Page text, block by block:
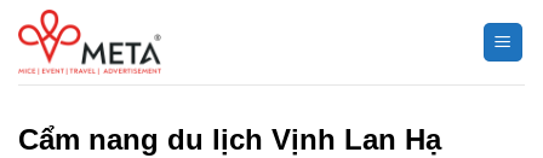
Chuyển
đến
nội
Cẩm nang du lịch Vịnh Lan Hạ